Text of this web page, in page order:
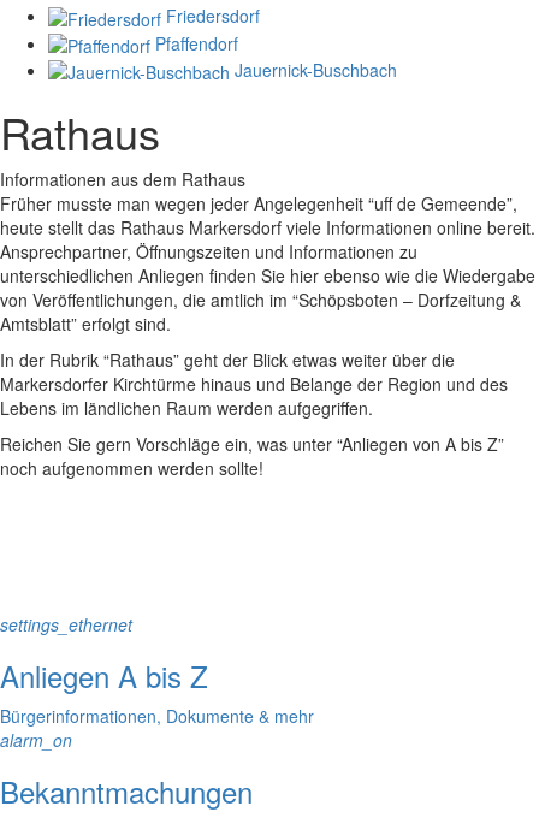
Friedersdorf
Pfaffendorf
Jauernick-Buschbach
Rathaus
Informationen aus dem Rathaus
Früher musste man wegen jeder Angelegenheit “uff de Gemeende”,
heute stellt das Rathaus Markersdorf viele Informationen online bereit.
Ansprechpartner, Öffnungszeiten und Informationen zu
unterschiedlichen Anliegen finden Sie hier ebenso wie die Wiedergabe
von Veröffentlichungen, die amtlich im “Schöpsboten – Dorfzeitung &
Amtsblatt” erfolgt sind.
In der Rubrik “Rathaus” geht der Blick etwas weiter über die
Markersdorfer Kirchtürme hinaus und Belange der Region und des
Lebens im ländlichen Raum werden aufgegriffen.
Reichen Sie gern Vorschläge ein, was unter “Anliegen von A bis Z”
noch aufgenommen werden sollte!
settings_ethernet
Anliegen A bis Z
Bürgerinformationen, Dokumente & mehr
alarm_on
Bekanntmachungen